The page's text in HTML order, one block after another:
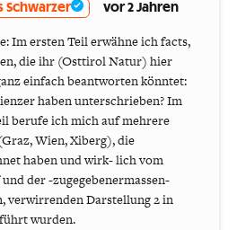
Schwarzer vor 2 Jahren
Im ersten Teil erwähne ich facts,
die ihr (Osttirol Natur) hier
einfach beantworten könntet:
haben unterschrieben? Im
berufe ich mich auf mehrere
Wien, Xiberg), die
haben und wirk- lich vom
der -zugegebenermassen-
verwirrenden Darstellung 2 in
wurden.